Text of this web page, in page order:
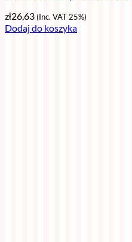
zł26,63(Inc. VAT 25%)
Dodaj do koszyka